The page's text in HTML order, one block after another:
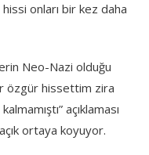
hissi onları bir kez daha
Neo-Nazi olduğu
özgür hissettim zira
açıklaması
ortaya koyuyor.